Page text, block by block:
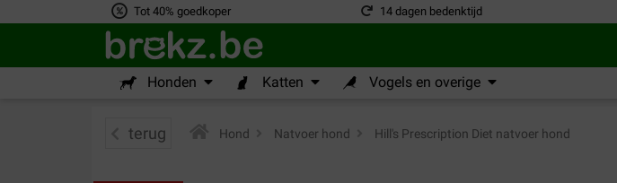
Tot 40% goedkoper 14 dagen bedenktijd
Honden Katten Vogels en overige
terug Hond Natvoer hond Hill's Prescription Diet natvoer hond